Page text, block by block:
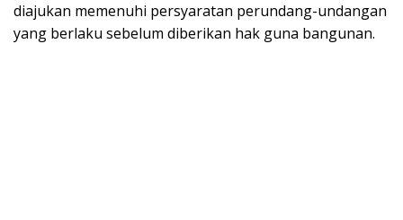
diajukan memenuhi persyaratan perundang-undangan
yang berlaku sebelum diberikan hak guna bangunan.